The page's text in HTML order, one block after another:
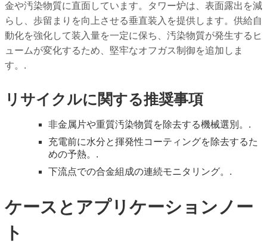
金や汚染物質に直面しています。タワー炉は、表面露出を減
らし、歩留まりを向上させる垂直装入を提供します。供給自
動化を強化して装入量を一定に保ち、汚染物質が発生するヒ
ュームが変化するため、堅牢なオフガス制御を追加しま
す。.
リサイクルに関する推奨事項
非金属片や重質汚染物質を除去する機械選別。.
充電前に水分と揮発性コーティングを除去するた
めの予熱。.
下流点での合金組成の連続モニタリング。.
ケースとアプリケーションノー
ト